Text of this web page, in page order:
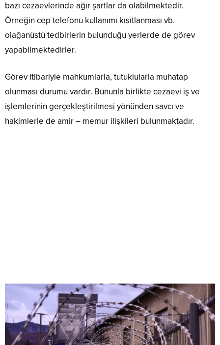
bazı cezaevlerinde ağır şartlar da olabilmektedir.
Örneğin cep telefonu kullanımı kısıtlanması vb.
olağanüstü tedbirlerin bulunduğu yerlerde de görev
yapabilmektedirler.
Görev itibariyle mahkumlarla, tutuklularla muhatap
olunması durumu vardır. Bununla birlikte cezaevi iş ve
işlemlerinin gerçekleştirilmesi yönünden savcı ve
hakimlerle de amir – memur ilişkileri bulunmaktadır.